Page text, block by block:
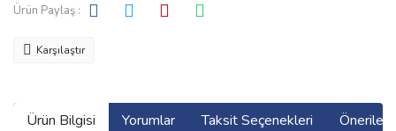
Ürün Paylaş :
Karşılaştır
Ürün Bilgisi Yorumlar Taksit Seçenekleri